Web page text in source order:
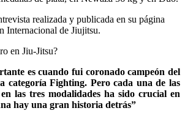
realizada y publicada en su página
Internacional de Jiujitsu.
en Jiu-Jitsu?
es cuando fui coronado campeón del
categoría Fighting. Pero cada una de las
las tres modalidades ha sido crucial en
hay una gran historia detrás”